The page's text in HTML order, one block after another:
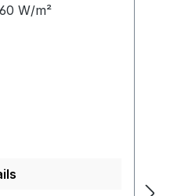
W/m²